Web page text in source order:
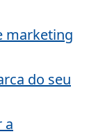
marketing
do seu
a